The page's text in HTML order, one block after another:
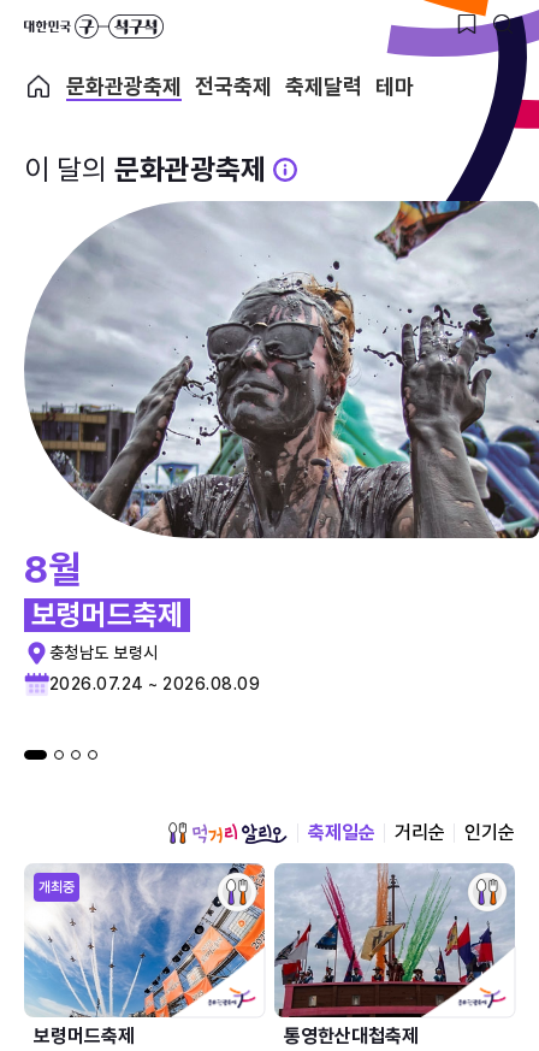
문화관광축제 전국축제 축제달력 테마
이 달의 문화관광축제
8월
보령머드축제
충청남도 보령시
2026.07.24 ~ 2026.08.09
축제일순 거리순 인기순
개최중
보령머드축제 통영한산대첩축제